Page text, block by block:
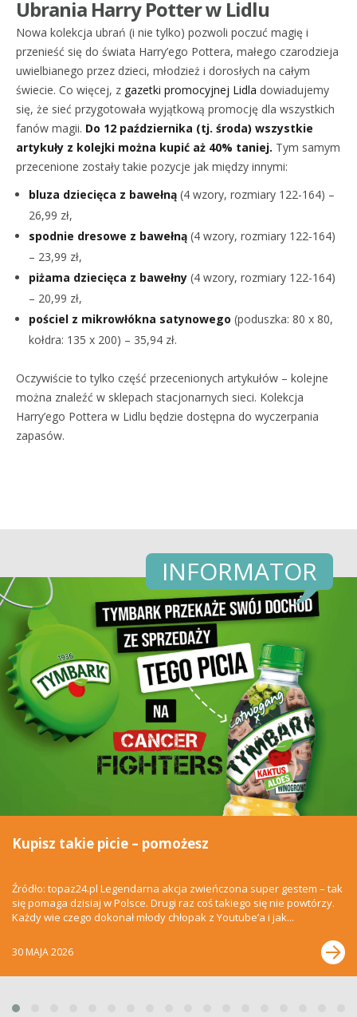
Ubrania Harry Potter w Lidlu
Nowa kolekcja ubrań (i nie tylko) pozwoli poczuć magię i
przenieść się do świata Harry’ego Pottera, małego czarodzieja
uwielbianego przez dzieci, młodzież i dorosłych na całym
świecie. Co więcej, z gazetki promocyjnej Lidla dowiadujemy
się, że sieć przygotowała wyjątkową promocję dla wszystkich
fanów magii. Do 12 października (tj. środa) wszystkie
artykuły z kolejki można kupić aż 40% taniej. Tym samym
przecenione zostały takie pozycje jak między innymi:
bluza dziecięca z bawełną (4 wzory, rozmiary 122-164) –
26,99 zł,
spodnie dresowe z bawełną (4 wzory, rozmiary 122-164)
– 23,99 zł,
piżama dziecięca z bawełny (4 wzory, rozmiary 122-164)
– 20,99 zł,
pościel z mikrowłókna satynowego (poduszka: 80 x 80,
kołdra: 135 x 200) – 35,94 zł.
Oczywiście to tylko część przecenionych artykułów – kolejne
można znaleźć w sklepach stacjonarnych sieci. Kolekcja
Harry’ego Pottera w Lidlu będzie dostępna do wyczerpania
zapasów.
INFORMATOR
Kupisz takie picie – pomożesz
Źródło: topaz24.pl Legendarna akcja zwieńczona super gestem – tak
się pomaga dzisiaj w Polsce. Drugi raz coś takiego się nie powtórzy.
Każdy wie czego dokonał młody chłopak z Youtube’a i jak...
30 MAJA 2026